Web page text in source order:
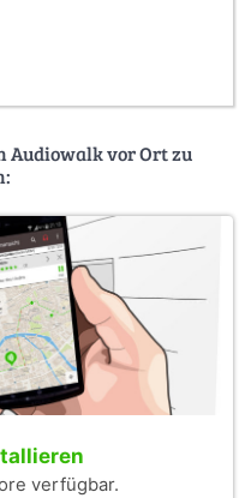
Audiowalk vor Ort zu
verfügbar.